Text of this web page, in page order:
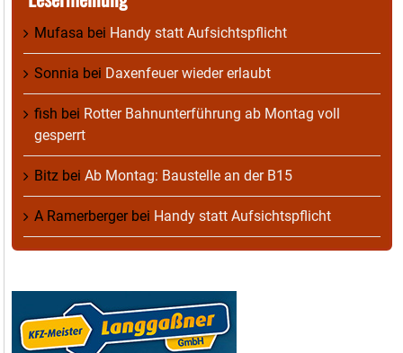
Mufasa bei Handy statt Aufsichtspflicht
Sonnia bei Daxenfeuer wieder erlaubt
fish bei Rotter Bahnunterführung ab Montag voll
gesperrt
Bitz bei Ab Montag: Baustelle an der B15
A Ramerbergerbei Handy statt Aufsichtspflicht